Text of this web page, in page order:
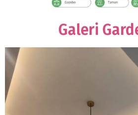
Galeri